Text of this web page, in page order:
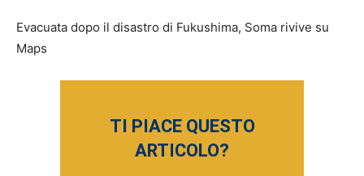
Evacuata dopo il disastro di Fukushima, Soma rivive su
Maps
TI PIACE QUESTO
ARTICOLO?